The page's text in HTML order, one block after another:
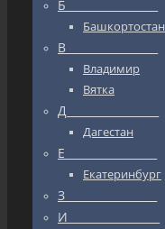
Б_________________
Башкортостан
В_________________
Владимир
Вятка
Д_________________
Дагестан
Е_________________
Екатеринбург
З_________________
И_________________